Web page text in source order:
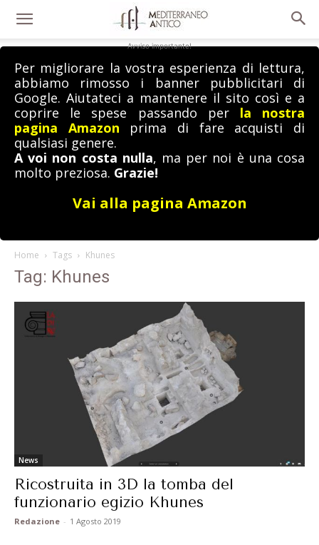
Avviso importante!
Per migliorare la vostra esperienza di lettura,
abbiamo rimosso i banner pubblicitari di
Google. Aiutateci a mantenere il sito così e a
coprire le spese passando per la nostra
pagina Amazon prima di fare acquisti di
qualsiasi genere.
A voi non costa nulla, ma per noi è una cosa
molto preziosa. Grazie!
Vai alla pagina Amazon
Home Tags Khunes
Tag: Khunes
News
Ricostruita in 3D la tomba del
funzionario egizio Khunes
Redazione - 1 Agosto 2019